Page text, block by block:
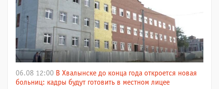
06.08 12:00 В Хвалынске до конца года откроется новая
больниц: кадры будут готовить в местном лицее